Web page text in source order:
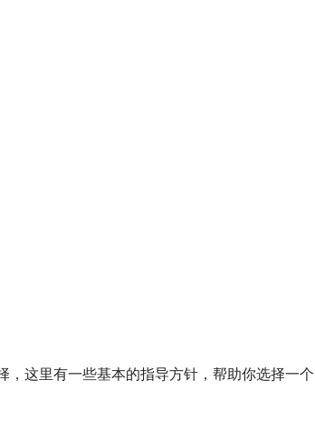
这里有一些基本的指导方针，帮助你选择一个